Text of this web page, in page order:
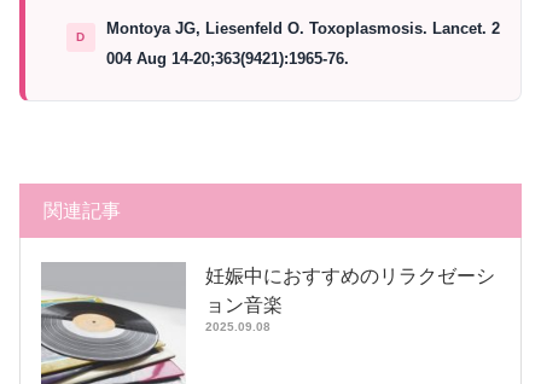
Montoya JG, Liesenfeld O. Toxoplasmosis. Lancet. 2
004 Aug 14-20;363(9421):1965-76.
関連記事
妊娠中におすすめのリラクゼーシ
ョン音楽
2025.09.08